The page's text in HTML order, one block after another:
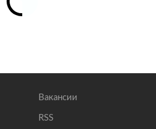
Вакансии
RSS